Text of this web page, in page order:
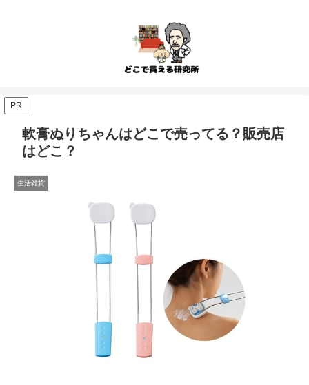
PR
軟膏ぬりちゃんはどこで売ってる？販売店
はどこ？
生活雑貨